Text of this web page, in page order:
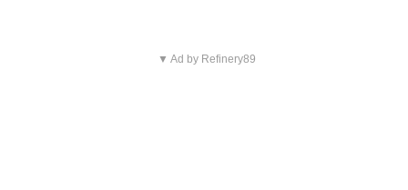
▼ Ad by Refinery89